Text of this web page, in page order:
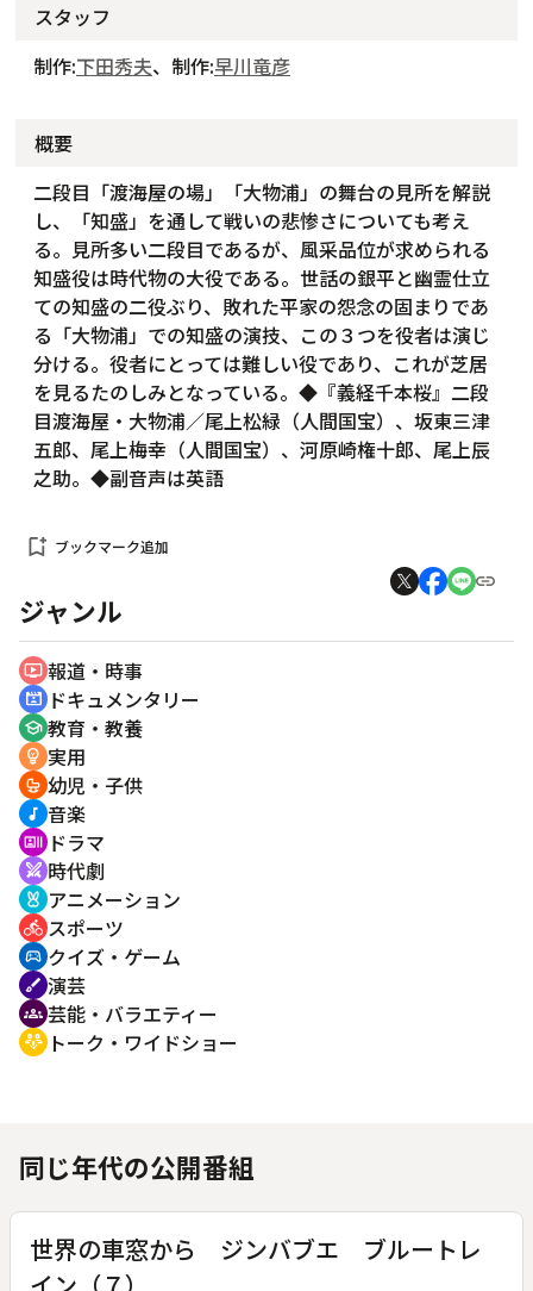
スタッフ
制作:下田秀夫、制作:早川竜彦
概要
二段目「渡海屋の場」「大物浦」の舞台の見所を解説
し、「知盛」を通して戦いの悲惨さについても考え
る。見所多い二段目であるが、風采品位が求められる
知盛役は時代物の大役である。世話の銀平と幽霊仕立
ての知盛の二役ぶり、敗れた平家の怨念の固まりであ
る「大物浦」での知盛の演技、この３つを役者は演じ
分ける。役者にとっては難しい役であり、これが芝居
を見るたのしみとなっている。◆『義経千本桜』二段
目渡海屋・大物浦／尾上松緑（人間国宝）、坂東三津
五郎、尾上梅幸（人間国宝）、河原崎権十郎、尾上辰
之助。◆副音声は英語
bookmark_add ブックマーク追加
ジャンル
ondemand_video 報道・時事
cinematic_blur ドキュメンタリー
school 教育・教養
emoji_objects 実用
crib 幼児・子供
music_note 音楽
recent_actors ドラマ
swords 時代劇
cruelty_free アニメーション
directions_bike スポーツ
sports_esports クイズ・ゲーム
brush 演芸
groups 芸能・バラエティー
adaptive_audio_mic トーク・ワイドショー
同じ年代の公開番組
世界の車窓から ジンバブエ ブルートレ